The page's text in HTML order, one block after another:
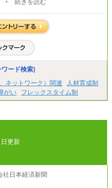
職）の大学院修了者は大学卒の
与です。経験者採用の場合、下
経験に応じた金額となります。
般事務職種（CS職）：月給255,00
職：月給300,000円（大学卒）
+ 続きを読む
ード検索]
ネットワーク）関連
人材育成制
がい フレックスタイム制
日更新